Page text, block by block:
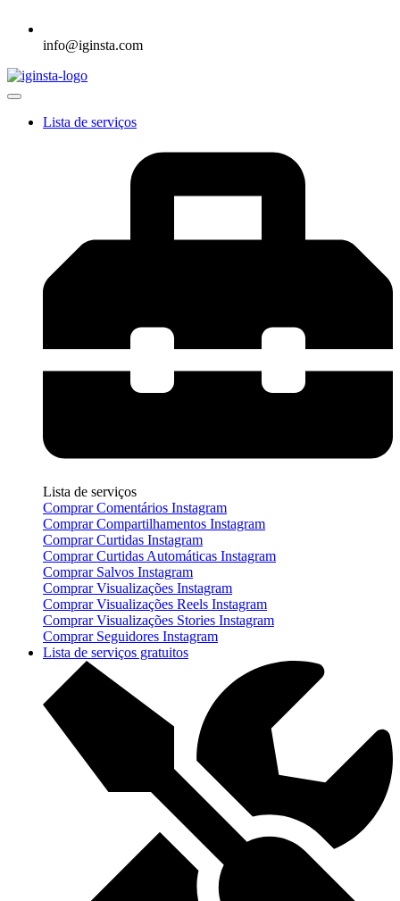
info@iginsta.com
Lista de serviços
Lista de serviços
Comprar Comentários Instagram
Comprar Compartilhamentos Instagram
Comprar Curtidas Instagram
Comprar Curtidas Automáticas Instagram
Comprar Salvos Instagram
Comprar Visualizações Instagram
Comprar Visualizações Reels Instagram
Comprar Visualizações Stories Instagram
Comprar Seguidores Instagram
Lista de serviços gratuitos